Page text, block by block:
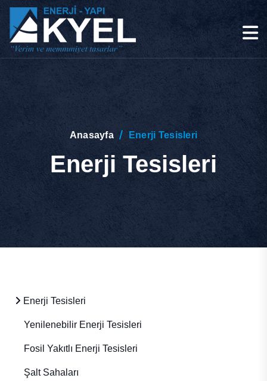
Anasayfa Enerji Tesisleri
Enerji Tesisleri
Enerji Tesisleri
Yenilenebilir Enerji Tesisleri
Fosil Yakıtlı Enerji Tesisleri
Şalt Sahaları